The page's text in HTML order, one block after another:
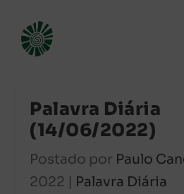
Palavra Diária
(14/06/2022)
Postado por Paulo
2022 | Palavra Diária